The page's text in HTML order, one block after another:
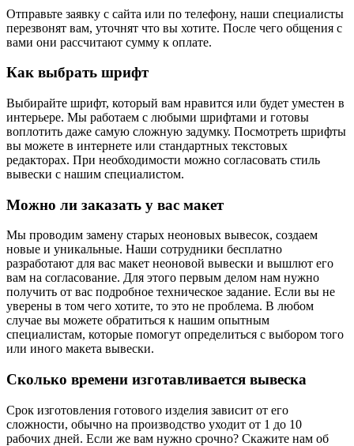
Отправьте заявку с сайта или по телефону, наши специалисты
перезвонят вам, уточнят что вы хотите. После чего общения с
вами они рассчитают сумму к оплате.
Как выбрать шрифт
Выбирайте шрифт, который вам нравится или будет уместен в
интерьере. Мы работаем с любыми шрифтами и готовы
воплотить даже самую сложную задумку. Посмотреть шрифты
вы можете в интернете или стандартных текстовых
редакторах. При необходимости можно согласовать стиль
вывески с нашим специалистом.
Можно ли заказать у вас макет
Мы проводим замену старых неоновых вывесок, создаем
новые и уникальные. Наши сотрудники бесплатно
разработают для вас макет неоновой вывески и вышлют его
вам на согласование. Для этого первым делом нам нужно
получить от вас подробное техническое задание. Если вы не
уверены в том чего хотите, то это не проблема. В любом
случае вы можете обратиться к нашим опытным
специалистам, которые помогут определиться с выбором того
или иного макета вывески.
Сколько времени изготавливается вывеска
Срок изготовления готового изделия зависит от его
сложности, обычно на производство уходит от 1 до 10
рабочих дней. Если же вам нужно срочно? Скажите нам об